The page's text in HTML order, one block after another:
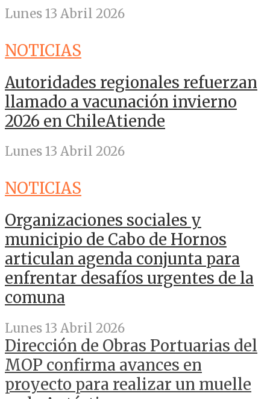
Lunes 13 Abril 2026
NOTICIAS
Autoridades regionales refuerzan
llamado a vacunación invierno
2026 en ChileAtiende
Lunes 13 Abril 2026
NOTICIAS
Organizaciones sociales y
municipio de Cabo de Hornos
articulan agenda conjunta para
enfrentar desafíos urgentes de la
comuna
Lunes 13 Abril 2026
Dirección de Obras Portuarias del
MOP confirma avances en
proyecto para realizar un muelle